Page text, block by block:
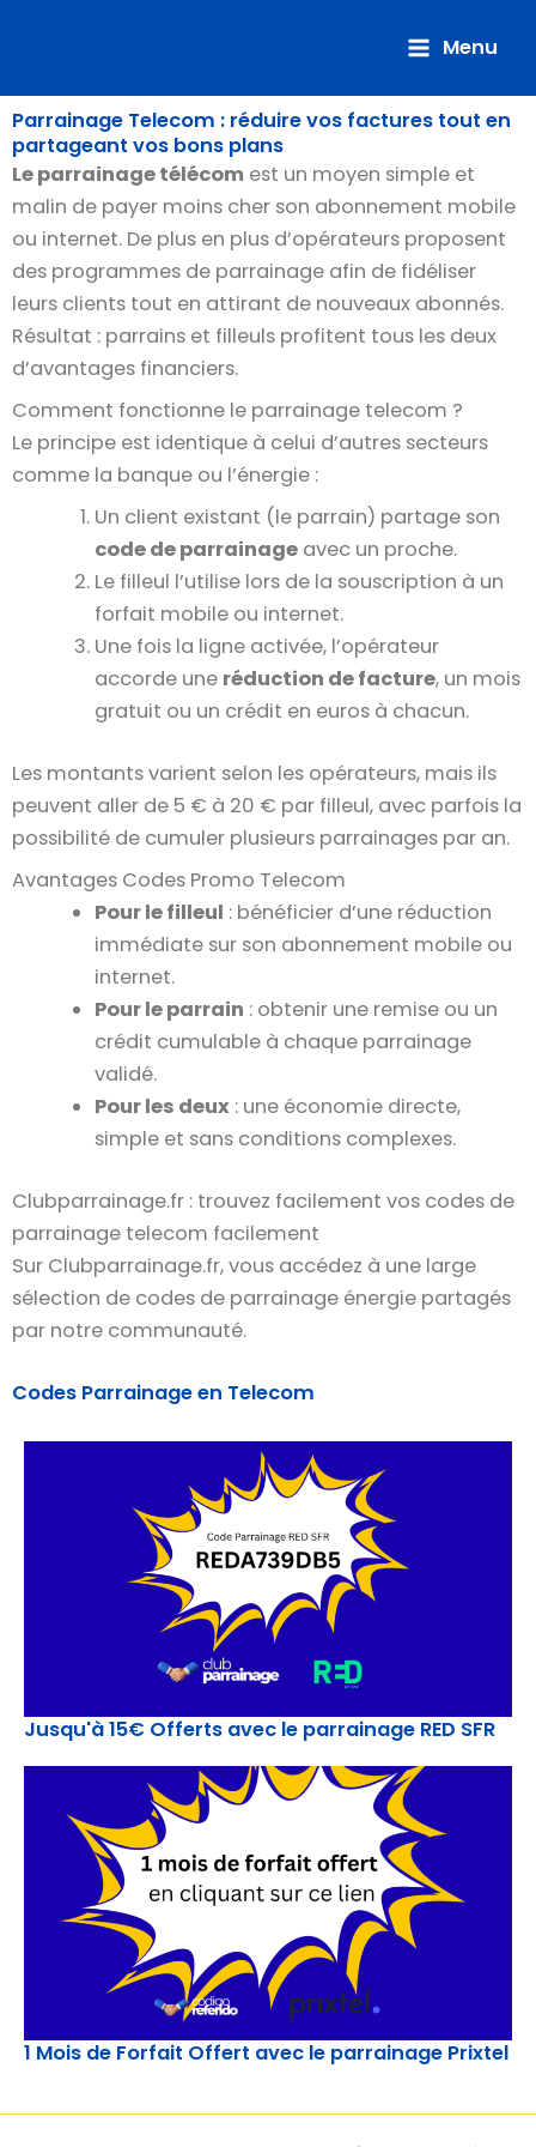
Menu
Parrainage Telecom : réduire vos factures tout en
partageant vos bons plans
Le parrainage télécom est un moyen simple et
malin de payer moins cher son abonnement mobile
ou internet. De plus en plus d’opérateurs proposent
des programmes de parrainage afin de fidéliser
leurs clients tout en attirant de nouveaux abonnés.
Résultat : parrains et filleuls profitent tous les deux
d’avantages financiers.
Comment fonctionne le parrainage telecom ?
Le principe est identique à celui d’autres secteurs
comme la banque ou l’énergie :
Un client existant (le parrain) partage son
code de parrainage avec un proche.
Le filleul l’utilise lors de la souscription à un
forfait mobile ou internet.
Une fois la ligne activée, l’opérateur
accorde une réduction de facture, un mois
gratuit ou un crédit en euros à chacun.
Les montants varient selon les opérateurs, mais ils
peuvent aller de 5 € à 20 € par filleul, avec parfois la
possibilité de cumuler plusieurs parrainages par an.
Avantages Codes Promo Telecom
Pour le filleul : bénéficier d’une réduction
immédiate sur son abonnement mobile ou
internet.
Pour le parrain : obtenir une remise ou un
crédit cumulable à chaque parrainage
validé.
Pour les deux : une économie directe,
simple et sans conditions complexes.
Clubparrainage.fr : trouvez facilement vos codes de
parrainage telecom facilement
Sur Clubparrainage.fr, vous accédez à une large
sélection de codes de parrainage énergie partagés
par notre communauté.
Codes Parrainage en Telecom
Jusqu'à 15€ Offerts avec le parrainage RED SFR
1 Mois de Forfait Offert avec le parrainage Prixtel